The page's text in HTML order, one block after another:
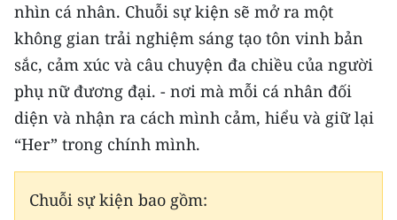
RADIO
MEDIA CENTER
E-Magazine
Video
nhìn cá nhân. Chuỗi sự kiện sẽ mở ra một
không gian trải nghiệm sáng tạo tôn vinh bản
sắc, cảm xúc và câu chuyện đa chiều của người
phụ nữ đương đại. - nơi mà mỗi cá nhân đối
diện và nhận ra cách mình cảm, hiểu và giữ lại
“Her” trong chính mình.
Chuỗi sự kiện bao gồm: